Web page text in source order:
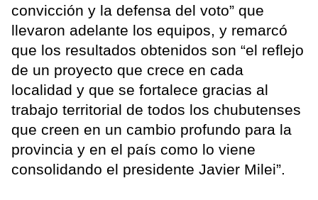
convicción y la defensa del voto” que
llevaron adelante los equipos, y remarcó
que los resultados obtenidos son “el reflejo
de un proyecto que crece en cada
localidad y que se fortalece gracias al
trabajo territorial de todos los chubutenses
que creen en un cambio profundo para la
provincia y en el país como lo viene
consolidando el presidente Javier Milei”.